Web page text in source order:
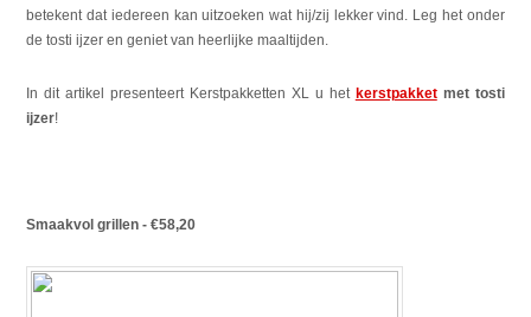
betekent dat iedereen kan uitzoeken wat hij/zij lekker vind. Leg het onder
de tosti ijzer en geniet van heerlijke maaltijden.
In dit artikel presenteert Kerstpakketten XL u het kerstpakketmet tosti
ijzer!
Smaakvol grillen - €58,20